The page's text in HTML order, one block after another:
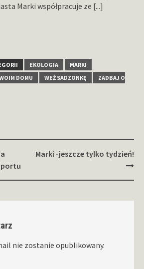
Marki współpracuje ze [...]
EKOLOGIA
MARKI
DOMU WEŹ SADZONKĘ
ZADBAJ O
Marki -jeszcze tylko tydzień!
nie zostanie opublikowany.